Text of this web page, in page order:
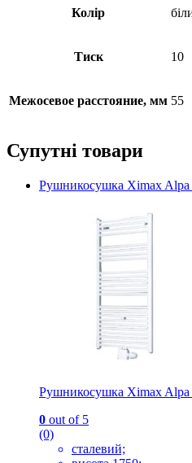
Колір
Тиск 10
Межосевое расстояние, мм 55
Супутні товари
Рушникосушка Ximax
Рушникосушка Ximax
0 out of 5
(0)
сталевий;